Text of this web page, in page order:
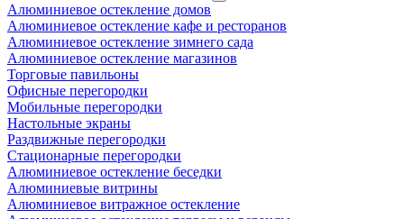
Алюминиевое остекление домов
Алюминиевое остекление кафе и ресторанов
Алюминиевое остекление зимнего сада
Алюминиевое остекление магазинов
Торговые павильоны
Офисные перегородки
Мобильные перегородки
Настольные экраны
Раздвижные перегородки
Стационарные перегородки
Алюминиевое остекление беседки
Алюминиевые витрины
Алюминиевое витражное остекление